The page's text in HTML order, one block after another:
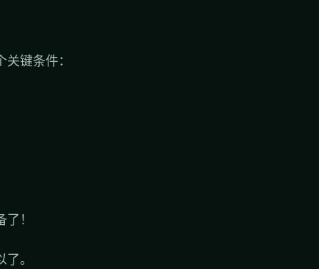
键条件：
！
。